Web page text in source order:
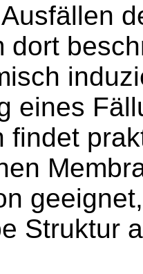
dort
eines
findet
Struktur